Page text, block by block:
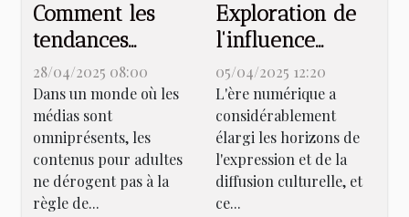
Comment les
tendances
extrêmes
influencent la
psychologie des
consommateurs
de contenu pour
adultes
28/04/2025 08:00
Dans un monde où les
médias sont
omniprésents, les
contenus pour adultes
ne dérogent pas à la
règle de...
Exploration de
l'influence
culturelle des
vidéos pour
adultes arabes
05/04/2025 12:20
L'ère numérique a
considérablement
élargi les horizons de
l'expression et de la
diffusion culturelle, et
ce...